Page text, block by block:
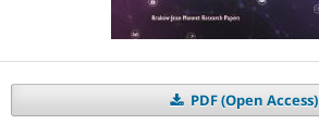
PDF (Open Access)